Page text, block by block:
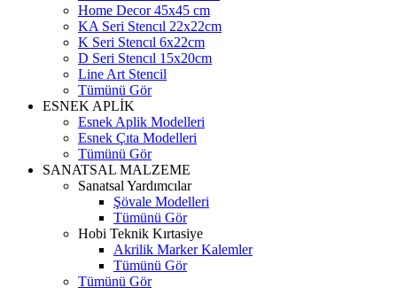
Home Decor 45x45 cm
KA Seri Stencıl 22x22cm
K Seri Stencıl 6x22cm
D Seri Stencıl 15x20cm
Line Art Stencil
Tümünü Gör
ESNEK APLİK
Esnek Aplik Modelleri
Esnek Çıta Modelleri
Tümünü Gör
SANATSAL MALZEME
Sanatsal Yardımcılar
Şövale Modelleri
Tümünü Gör
Hobi Teknik Kırtasiye
Akrilik Marker Kalemler
Tümünü Gör
Tümünü Gör